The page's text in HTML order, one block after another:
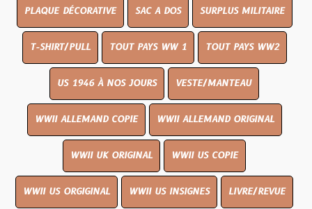
PLAQUE DÉCORATIVE SAC A DOS SURPLUS MILITAIRE
T-SHIRT/PULL TOUT PAYS WW 1 TOUT PAYS WW2
US 1946 À NOS JOURS VESTE/MANTEAU
WWII ALLEMAND COPIE WWII ALLEMAND ORIGINAL
WWII UK ORIGINAL WWII US COPIE
WWII US ORGIGINAL WWII US INSIGNES LIVRE/REVUE